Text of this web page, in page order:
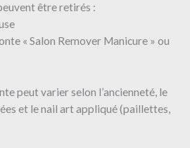
être retirés :
« Salon Remover Manicure » ou
peut varier selon l’ancienneté, le
et le nail art appliqué (paillettes,